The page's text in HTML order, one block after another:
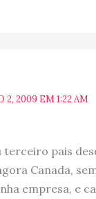
2, 2009 EM 1:22 AM
terceiro pais
Canada,
empresa, e